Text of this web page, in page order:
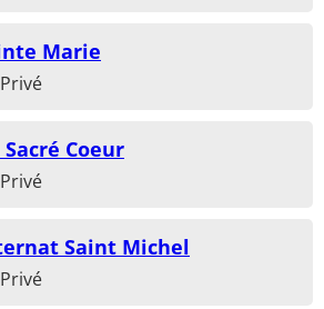
Marie
Coeur
Saint Michel